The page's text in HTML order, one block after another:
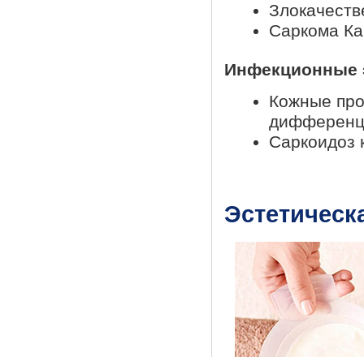
Саркома
Инфекционные
Кожные
Саркоидоз